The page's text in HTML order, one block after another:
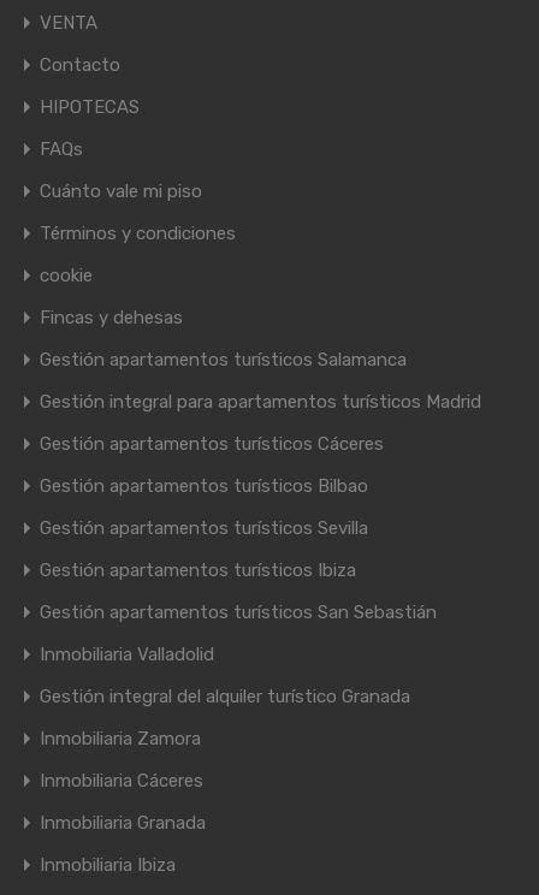
VENTA
Contacto
HIPOTECAS
FAQs
Cuánto vale mi piso
Términos y condiciones
cookie
Fincas y dehesas
Gestión apartamentos turísticos Salamanca
Gestión integral para apartamentos turísticos Madrid
Gestión apartamentos turísticos Cáceres
Gestión apartamentos turísticos Bilbao
Gestión apartamentos turísticos Sevilla
Gestión apartamentos turísticos Ibiza
Gestión apartamentos turísticos San Sebastián
Inmobiliaria Valladolid
Gestión integral del alquiler turístico Granada
Inmobiliaria Zamora
Inmobiliaria Cáceres
Inmobiliaria Granada
Inmobiliaria Ibiza